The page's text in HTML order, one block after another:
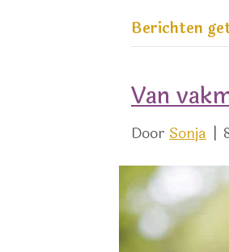
Berichten
Van
Door Sonja |